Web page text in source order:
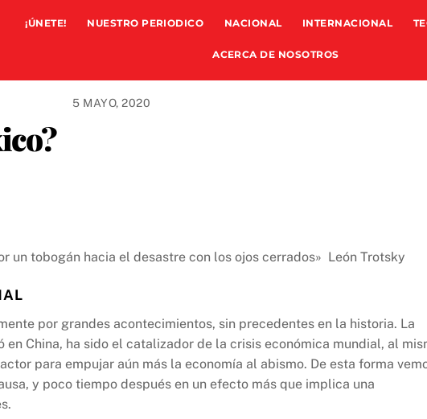
¡ÚNETE! NUESTRO PERIODICO NACIONAL INTERNACIONAL
ACERCA DE NOSOTROS
5 MAYO, 2020
un tobogán hacia el desastre con los ojos cerrados» León Trotsky
por grandes acontecimientos, sin precedentes en la historia. La
en China, ha sido el catalizador de la crisis económica mundial, al
para empujar aún más la economía al abismo. De esta forma
y poco tiempo después en un efecto más que implica una